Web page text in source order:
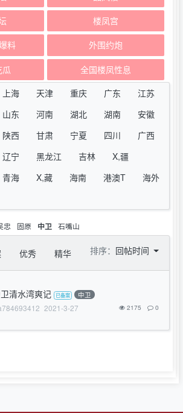
楼凤宫
料 外围约炮
全国楼凤性息
上海 天津 重庆 广东
江苏
山东 河南 湖北 湖南
安徽
陕西 甘肃 宁夏 四川
广西
辽宁 黑龙江 吉林
X,疆
青海 X,藏 海南 港澳T
海外
忠 固原 中卫 石嘴山
优秀 精华 排序： 回帖时间
清水湾爽记 中卫
2021-3-27 2175 0